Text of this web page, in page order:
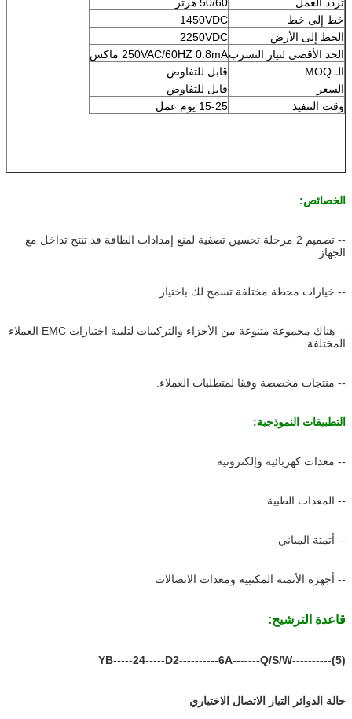
خط إلى خط
1450VDC
الخط إلى الأرض
2250VDC
الحد الأقصى لتيار التسرب250VAC/60HZ 0.8mA ماكس
الـ MOQ
قابل للتفاوض
السعر
قابل للتفاوض
وقت التنفيذ
15-25 يوم عمل
الخصائص:
-- تصميم 2 مرحلة تحسين تصفية لمنع إمدادات الطاقة قد تنتج تداخل مع
الجهاز
-- خيارات محطة مختلفة تسمح لك باختيار
-- هناك مجموعة متنوعة من الأجزاء والتركيبات لتلبية اختبارات EMC العملاء
المختلفة
-- منتجات مخصصة وفقا لمتطلبات العملاء.
التطبيقات النموذجية:
-- معدات كهربائية وإلكترونية
-- المعدات الطبية
-- أتمتة المباني
-- أجهزة الأتمتة المكتبية ومعدات الاتصالات
قاعدة الترشيح:
YB-----24-----D2----------6A-------Q/S/W----------(5)
حالة الدوائر التيار الاتصال الاختياري